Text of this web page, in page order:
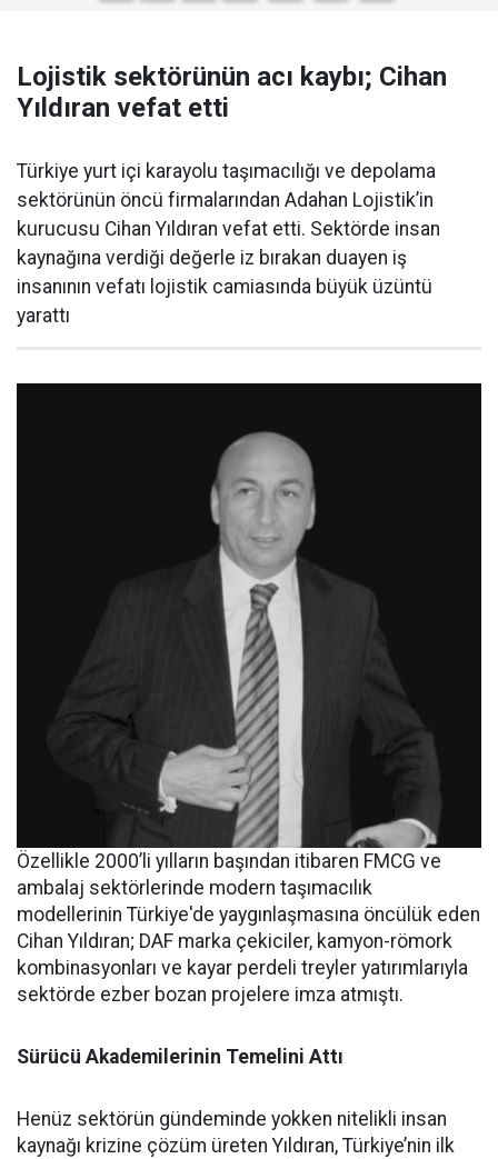
Lojistik sektörünün acı kaybı; Cihan
Yıldıran vefat etti
Türkiye yurt içi karayolu taşımacılığı ve depolama
sektörünün öncü firmalarından Adahan Lojistik’in
kurucusu Cihan Yıldıran vefat etti. Sektörde insan
kaynağına verdiği değerle iz bırakan duayen iş
insanının vefatı lojistik camiasında büyük üzüntü
yarattı
Özellikle 2000’li yılların başından itibaren FMCG ve
ambalaj sektörlerinde modern taşımacılık
modellerinin Türkiye'de yaygınlaşmasına öncülük eden
Cihan Yıldıran; DAF marka çekiciler, kamyon-römork
kombinasyonları ve kayar perdeli treyler yatırımlarıyla
sektörde ezber bozan projelere imza atmıştı.
Sürücü Akademilerinin Temelini Attı
Henüz sektörün gündeminde yokken nitelikli insan
kaynağı krizine çözüm üreten Yıldıran, Türkiye’nin ilk